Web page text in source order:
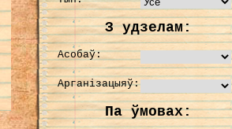
З удзелам:
Асобаў:
Арганізацыяў:
Па ўмовах: